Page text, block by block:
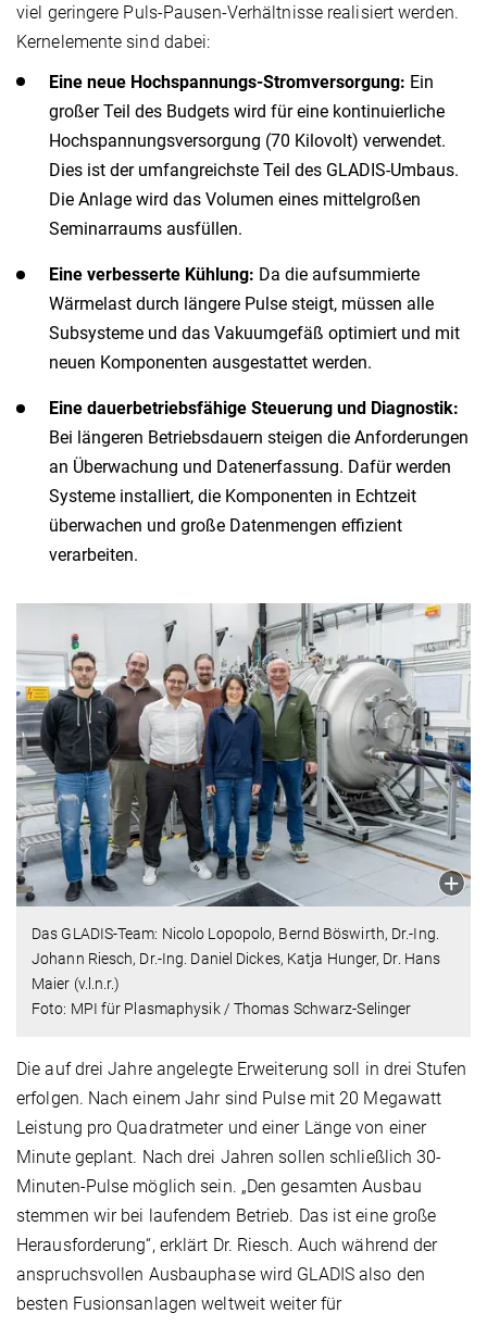
viel geringere Puls-Pausen-Verhältnisse realisiert werden.
Kernelemente sind dabei:
Eine neue Hochspannungs-Stromversorgung: Ein
großer Teil des Budgets wird für eine kontinuierliche
Hochspannungsversorgung (70 Kilovolt) verwendet.
Dies ist der umfangreichste Teil des GLADIS-Umbaus.
Die Anlage wird das Volumen eines mittelgroßen
Seminarraums ausfüllen.
Eine verbesserte Kühlung: Da die aufsummierte
Wärmelast durch längere Pulse steigt, müssen alle
Subsysteme und das Vakuumgefäß optimiert und mit
neuen Komponenten ausgestattet werden.
Eine dauerbetriebsfähige Steuerung und Diagnostik:
Bei längeren Betriebsdauern steigen die Anforderungen
an Überwachung und Datenerfassung. Dafür werden
Systeme installiert, die Komponenten in Echtzeit
überwachen und große Datenmengen effizient
verarbeiten.
Das GLADIS-Team: Nicolo Lopopolo, Bernd Böswirth, Dr.-Ing.
Johann Riesch, Dr.-Ing. Daniel Dickes, Katja Hunger, Dr. Hans
Maier (v.l.n.r.)
Foto: MPI für Plasmaphysik / Thomas Schwarz-Selinger
Die auf drei Jahre angelegte Erweiterung soll in drei Stufen
erfolgen. Nach einem Jahr sind Pulse mit 20 Megawatt
Leistung pro Quadratmeter und einer Länge von einer
Minute geplant. Nach drei Jahren sollen schließlich 30-
Minuten-Pulse möglich sein. „Den gesamten Ausbau
stemmen wir bei laufendem Betrieb. Das ist eine große
Herausforderung“, erklärt Dr. Riesch. Auch während der
anspruchsvollen Ausbauphase wird GLADIS also den
besten Fusionsanlagen weltweit weiter für